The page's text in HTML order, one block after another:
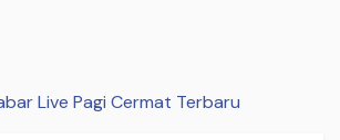
Live Pagi Cermat Terbaru